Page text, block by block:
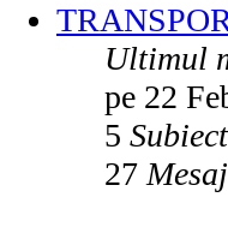
Ultimul
pe 22
5
27